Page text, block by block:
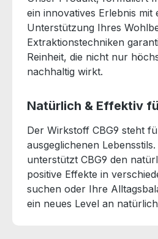
ein innovatives Erlebnis
Unterstützung Ihres
Extraktionstechniken
Reinheit, die nicht nur
nachhaltig wirkt.
Natürlich & Effektiv
Der Wirkstoff CBG9 steht
ausgeglichenen
unterstützt CBG9 den
positive Effekte in
suchen oder Ihre
ein neues Level an